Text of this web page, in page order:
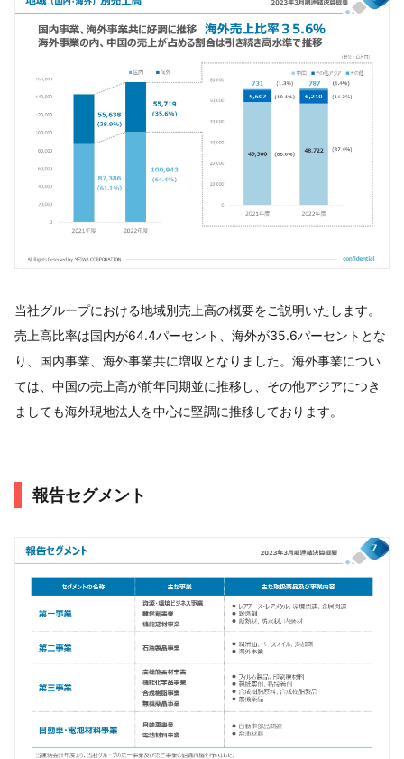
当社グループにおける地域別売上高の概要をご説明いたします。
売上高比率は国内が64.4パーセント、海外が35.6パーセントとな
り、国内事業、海外事業共に増収となりました。海外事業につい
ては、中国の売上高が前年同期並に推移し、その他アジアにつき
ましても海外現地法人を中心に堅調に推移しております。
報告セグメント